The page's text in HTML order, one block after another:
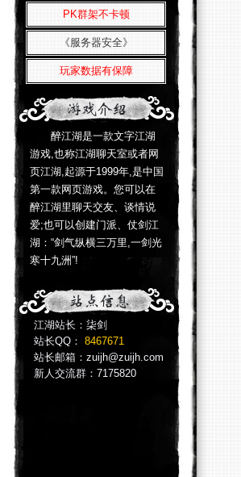
PK群架不卡顿
《服务器安全》
玩家数据有保障
醉江湖是一款文字江湖
游戏,也称江湖聊天室或者网
页江湖,起源于1999年,是中国
第一款网页游戏。您可以在
醉江湖里聊天交友、谈情说
爱;也可以创建门派、仗剑江
湖：“剑气纵横三万里,一剑光
寒十九洲”!
江湖站长：柒剑
站长QQ： 8467671
站长邮箱：zuijh@zuijh.com
新人交流群：7175820